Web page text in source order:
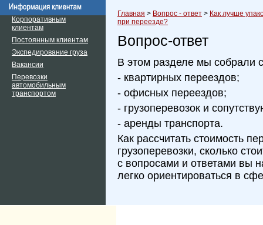
Корпоративным
клиентам
Постоянным клиентам
Экспедирование груза
Вакансии
Перевозки
автомобильным
транспортом
Главная > Вопрос - ответ > Как лучше
при переезде?
Вопрос-ответ
В этом разделе мы собрали
- квартирных переездов;
- офисных переездов;
- грузоперевозок и
- аренды транспорта.
Как рассчитать стоимость
грузоперевозки, сколько
с вопросами и ответами вы
легко ориентироваться в